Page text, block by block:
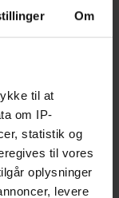
Om
til at
om IP-
statistik og
til vores
oplysninger
levere